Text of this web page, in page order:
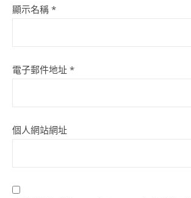
顯示名稱 *
電子郵件地址 *
個人網站網址